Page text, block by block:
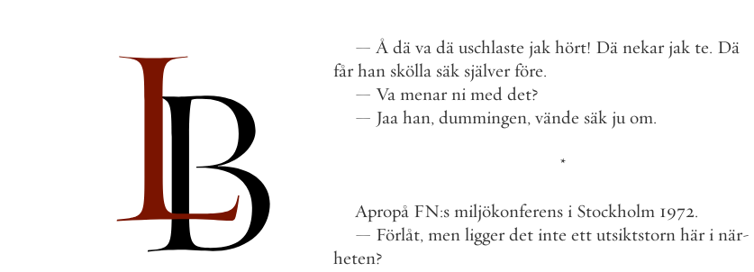
— Å dä va dä uschlaste jak hört! Dä nekar jak te. Dä
får han skölla säk själver före.
— Va menar ni med det?
— Jaa han, dummingen, vände säk ju om.
*
Apropå FN:s miljökonferens i Stockholm 1972.
— Förlåt, men ligger det inte ett utsiktstorn här i när-
heten?